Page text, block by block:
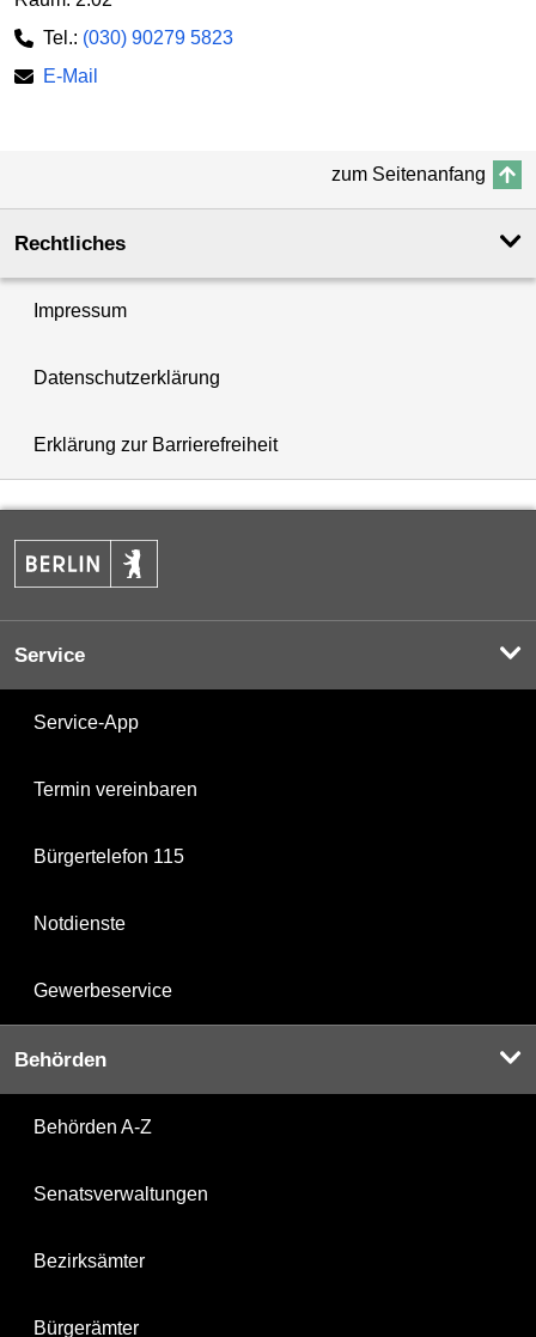
Tel.: (030) 90279 5823
E-Mail
zum Seitenanfang
Rechtliches
Impressum
Datenschutzerklärung
Erklärung zur Barrierefreiheit
Service
Service-App
Termin vereinbaren
Bürgertelefon 115
Notdienste
Gewerbeservice
Behörden
Behörden A-Z
Senatsverwaltungen
Bezirksämter
Bürgerämter